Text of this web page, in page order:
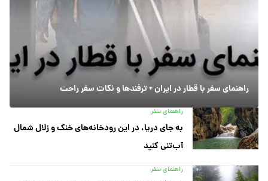
راهنمای سفر با قطار در ایران + ترفندها و نکات سفر راحت
راهنمای سفر
به جای دریا، در این رودخانه‌های خنک و زلال شمال
آب‌تنی کنید
راهنمای سفر